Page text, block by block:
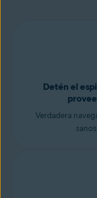
Detén el
Verdadera